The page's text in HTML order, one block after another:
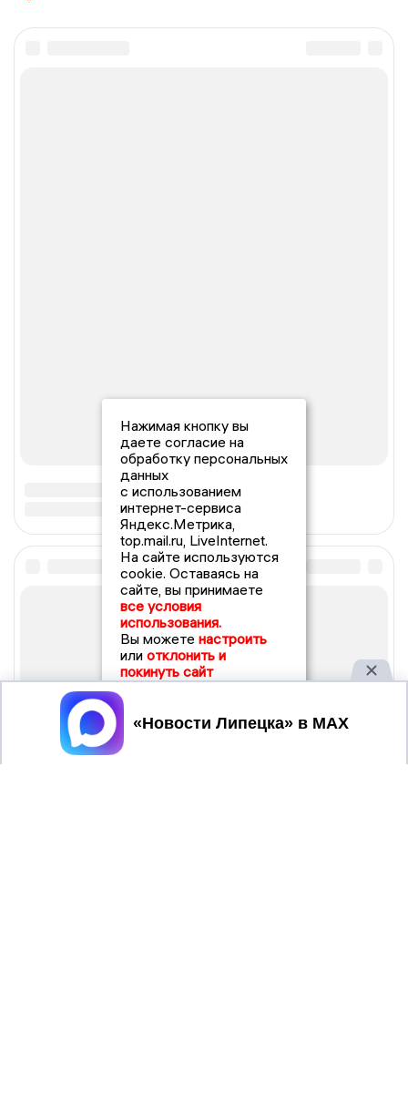
Нажимая кнопку вы
даете согласие на
обработку персональных
данных
с использованием
интернет-сервиса
Яндекс.Метрика,
top.mail.ru, LiveInternet.
На сайте используются
cookie. Оставаясь на
сайте, вы принимаете
все условия
использования.
Вы можете настроить
или отклонить и
покинуть сайт
Принять